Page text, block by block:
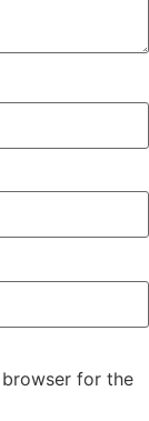
browser for the